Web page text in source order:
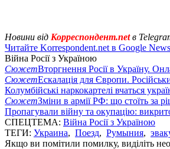
Новини від Корреспондент.netв
Читайте Korrespondent.net в Google News
Війна Росії з Україною
СюжетВторгнення Росії в Україну.
СюжетЕскалація для Європи.
Колумбійські наркокартелі вчаться
СюжетЗміни в армії РФ: що стоїть за
Пропагували війну та окупацію:
СПЕЦТЕМА: Війна Росії з Україною
ТЕГИ: Украина, Поезд, Румыния,
Якщо ви помітили помилку, виділіть